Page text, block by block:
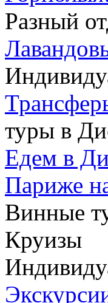
Разный
туры в
Едем в
Париже
Винные
Круизы